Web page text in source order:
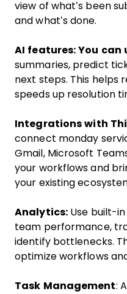
view of what’s been
and what’s done.
AI features: You can
summaries, predict
next steps. This helps
speeds up resolution
Integrations with
connect monday
Gmail, Microsoft
your workflows and
your existing
Analytics: Use built-
team performance,
identify bottlenecks.
optimize workflows
Task Management: